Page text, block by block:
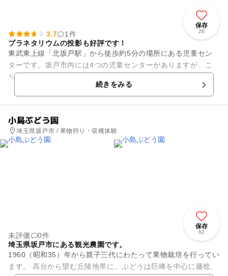
保存
26
3.7
1件
プラネタリウムの投影も好評です！
東武東上線「北坂戸駅」から徒歩約5分の場所にある児童セン
ターです。坂戸市内には4つの児童センターがありますが、こ
ちらのセンターにはプラネタリウムがあり、番組投影や星空の
天体観望会などを行っていま...続きをみる
小島ぶどう園
埼玉県坂戸市 / 果物狩り・収穫体験
保存
62
未評価
0件
埼玉県坂戸市にある観光農園です。
1960（昭和35）年から親子三代にわたって果物栽培を行ってい
ます。 高台から望む丘陵地帯に、ぶどうは巨峰を中心に藤稔、